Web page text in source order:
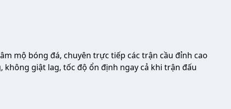
mộ bóng đá, chuyên trực tiếp các trận cầu đỉnh cao
giật lag, tốc độ ổn định ngay cả khi trận đấu